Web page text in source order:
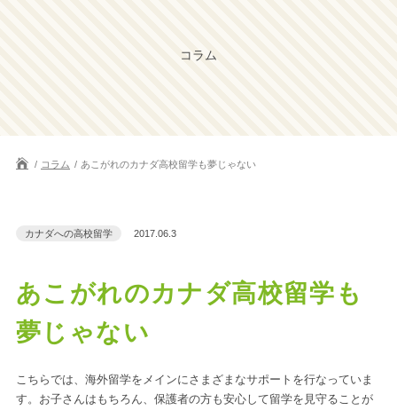
コラム
コラム あこがれのカナダ高校留学も夢じゃない
カナダへの高校留学 2017.06.3
あこがれのカナダ高校留学も
夢じゃない
こちらでは、海外留学をメインにさまざまなサポートを行なっていま
す。お子さんはもちろん、保護者の方も安心して留学を見守ることが